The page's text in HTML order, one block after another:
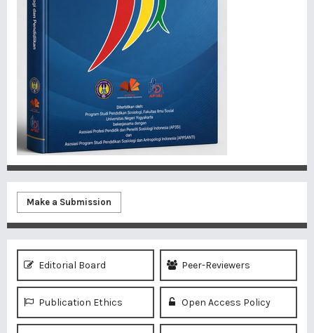
Make a Submission
Editorial Board Peer-Reviewers
Publication Ethics Open Access Policy